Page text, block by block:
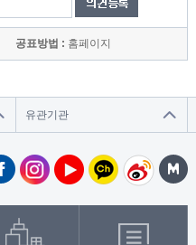
공표방법 : 홈페이지
유관기관